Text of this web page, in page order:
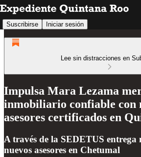
Suscribirse Iniciar sesión
Lee sin distracciones en
Impulsa Mara Lezama
inmobiliario confiable con
asesores certificados en
A través de la SEDETUS entrega
nuevos asesores en Chetumal